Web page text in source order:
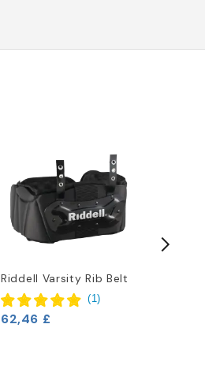
Riddell Varsity Rib Belt
(1)
62,46 £